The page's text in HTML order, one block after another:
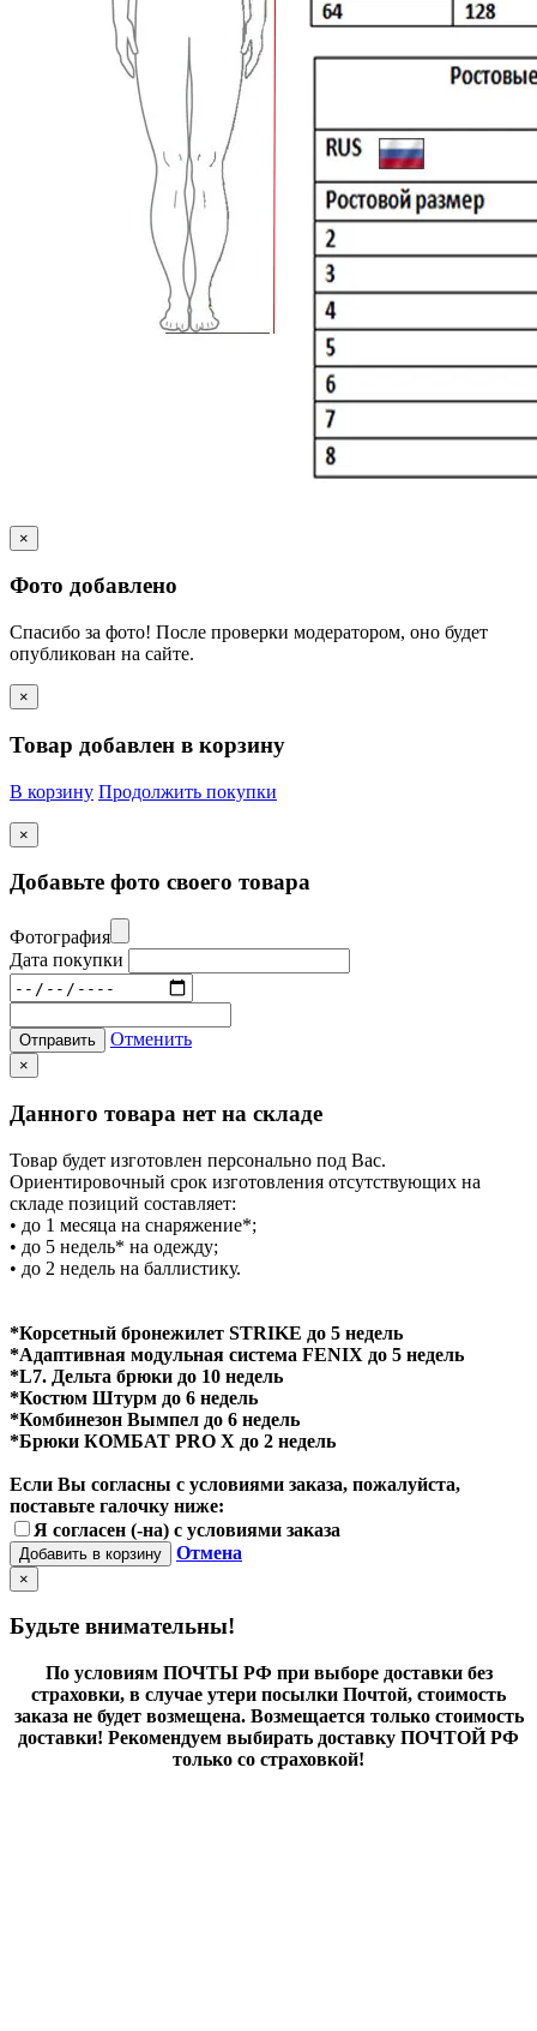
×
Фото добавлено
Спасибо за фото! После проверки модератором, оно будет
опубликован на сайте.
×
Товар добавлен в корзину
В корзину Продолжить покупки
×
Добавьте фото своего товара
Фотография
Дата покупки
Отправить Отменить
×
Данного товара нет на складе
Товар будет изготовлен персонально под Вас.
Ориентировочный срок изготовления отсутствующих на
складе позиций составляет:
• до 1 месяца на снаряжение*;
• до 5 недель* на одежду;
• до 2 недель на баллистику.
*Корсетный бронежилет STRIKE до 5 недель
*Адаптивная модульная система FENIX до 5 недель
*L7. Дельта брюки до 10 недель
*Костюм Штурм до 6 недель
*Комбинезон Вымпел до 6 недель
*Брюки КОМБАТ PRO X до 2 недель
Если Вы согласны с условиями заказа, пожалуйста,
поставьте галочку ниже:
Я согласен (-на) с условиями заказа
Добавить в корзину Отмена
×
Будьте внимательны!
По условиям ПОЧТЫ РФ при выборе доставки без
страховки, в случае утери посылки Почтой, стоимость
заказа не будет возмещена. Возмещается только стоимость
доставки! Рекомендуем выбирать доставку ПОЧТОЙ РФ
только со страховкой!